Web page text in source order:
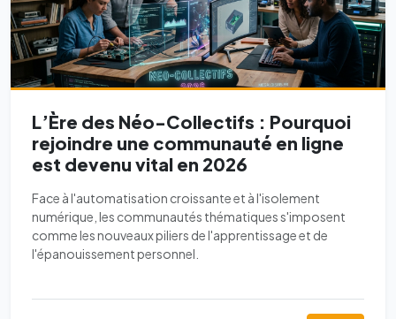
L’Ère des Néo-Collectifs : Pourquoi
rejoindre une communauté en ligne
est devenu vital en 2026
Face à l'automatisation croissante et à l'isolement
numérique, les communautés thématiques s'imposent
comme les nouveaux piliers de l'apprentissage et de
l'épanouissement personnel.